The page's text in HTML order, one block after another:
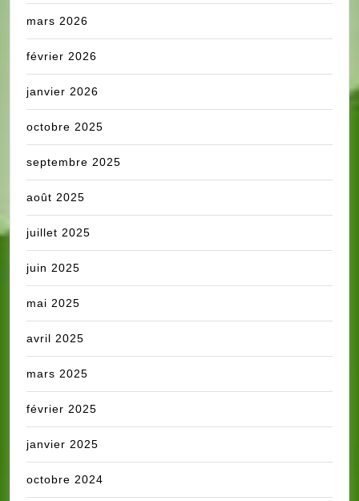
mars 2026
février 2026
janvier 2026
octobre 2025
septembre 2025
août 2025
juillet 2025
juin 2025
mai 2025
avril 2025
mars 2025
février 2025
janvier 2025
octobre 2024